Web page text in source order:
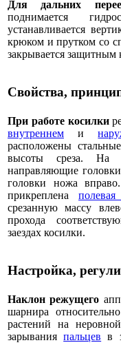
Для дальних
поднимается
устанавливается
крюком и прутком со
закрывается защитным
Свойства,
При работе косилки
внутреннем и
расположены
высоты среза. На
направляющие
головки ножа
прикреплена
срезанную массу
прохода
заездах косилки.
Настройка,
Наклон режущего
шарнира относительно
растений на
зарыванияпальцев в